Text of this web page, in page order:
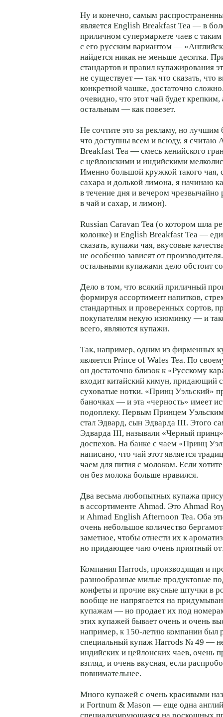
Ну и конечно, самым
является English Breakfast Tea — в
приличном супермаркете чаев с
с его русским вариантом —
найдется никак не меньше десятка.
стандартов и правил купажирования
не существует — так что сказать, что
конкретной чашке, достаточно
очевидно, что этот чай будет крепким,
остальным — как повезет.
Не сочтите это за рекламу, но лучшим
что доступны всем и всюду, я считаю
Breakfast Tea — смесь кенийского
с цейлонскими и индийскими
Именно большой кружкой такого чая,
сахара и долькой лимона, я начинаю
в течение дня и вечером чрезвычайно
в чай и сахар, и лимон).
Russian Caravan Tea (о котором шла
колонке) и English Breakfast Tea —
сказать, купажи чая, вкусовые
не особенно зависят от
остальными купажами дело обстоит
Дело в том, что всякий приличный
формируя ассортимент напитков,
стандартных и проверенных сортов,
покупателям некую изюминку — и
всего, являются купажи.
Так, например, одним из фирменных
является Prince of Wales Tea. По
он достаточно близок к «Русскому
входит китайский кимун, придающий
суховатые нотки. «Принц Уэльский»
баночках — и эта «черность» имеет
подоплеку. Первым Принцем
стал Эдвард, сын Эдварда III. Этого
Эдварда III, называли «Черный
доспехов. На банке с чаем «Принц
написано, что чай этот является
чаем для пития с молоком. Если
он без молока больше нравился.
Два весьма любопытных купажа
в ассортименте Ahmad. Это Ahmad
и Ahmad English Afternoon Tea. Оба
очень небольшое количество
заметное, чтобы отнести их к
но придающее чаю очень приятный
Компания Harrods, производящая и
разнообразные милые продуктовые
конфеты и прочие вкусные штучки в
вообще не напрягается на
купажам — но продает их под
этих купажей бывает очень и очень
например, к 150-летию компании был
специальный купаж Harrods № 49 —
индийских и цейлонских чаев, очень
взгляд, и очень вкусная, если
повнимательнее.
Много купажей с очень красивыми
и Fortnum & Mason — еще одна